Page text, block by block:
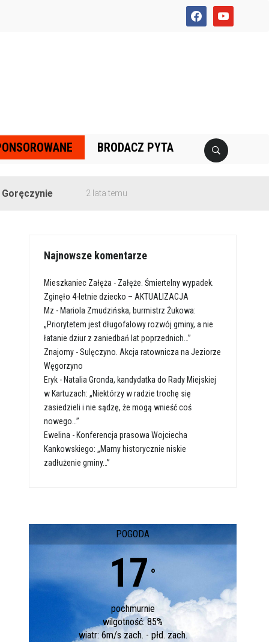
facebookyoutube
BRODACZ PYTA
2 lata temu
Najnowsze komentarze
Mieszkaniec Załęża - Załęże. Śmiertelny wypadek.
Zginęło 4-letnie dziecko – AKTUALIZACJA
Mz - Mariola Zmudzińska, burmistrz Żukowa:
„Priorytetem jest długofalowy rozwój gminy, a nie
łatanie dziur z zaniedbań lat poprzednich…”
Znajomy -Sulęczyno. Akcja ratownicza na Jeziorze
Węgorzyno
Eryk - Natalia Gronda, kandydatka do Rady Miejskiej
w Kartuzach: „Niektórzy w radzie trochę się
zasiedzieli i nie sądzę, że mogą wnieść coś
nowego…”
Ewelina - Konferencja prasowa Wojciecha
Kankowskiego: „Mamy historycznie niskie
zadłużenie gminy…”
POGODA
17 °
pochmurnie
wilgotność: 85%
wiatr: 6m/s zach. - płd. zach.